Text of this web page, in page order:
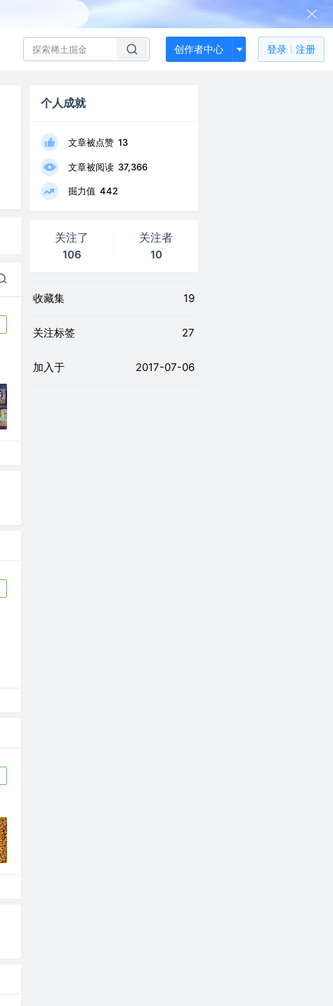
创作者中心 登录 注册
个人成就
文章被点赞 13
文章被阅读 37,366
掘力值 442
关注了
106
关注者
10
收藏集 19
关注标签 27
加入于 2017-07-06